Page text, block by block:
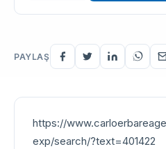
PAYLAŞ
https://
exp/search/?text=401422